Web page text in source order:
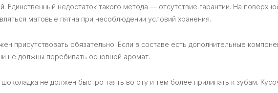
Единственный недостаток такого метода — отсутствие гарантии. На
матовые пятна при несоблюдении условий хранения.
присутствовать обязательно. Если в составе есть дополнительные
не должны перебивать основной аромат.
не должен быстро таять во рту и тем более прилипать к зубам.